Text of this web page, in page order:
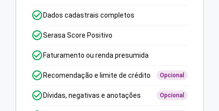
Dados cadastrais completos
Serasa Score Positivo
Faturamento ou renda presumida
Recomendação e limite de crédito Opcional
Dívidas, negativas e anotações Opcional